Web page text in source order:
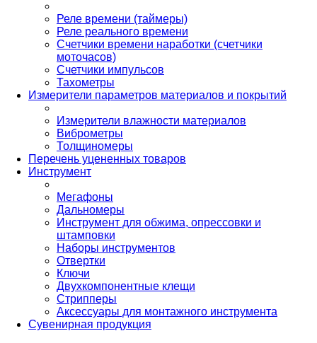
Реле времени (таймеры)
Реле реального времени
Счетчики времени наработки (счетчики
моточасов)
Счетчики импульсов
Тахометры
Измерители параметров материалов и покрытий
Измерители влажности материалов
Виброметры
Толщиномеры
Перечень уцененных товаров
Инструмент
Мегафоны
Дальномеры
Инструмент для обжима, опрессовки и
штамповки
Наборы инструментов
Отвертки
Ключи
Двухкомпонентные клещи
Стрипперы
Аксессуары для монтажного инструмента
Сувенирная продукция